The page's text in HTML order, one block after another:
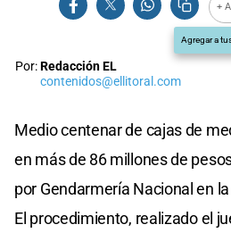
+
Agregar a
Por:Redacción EL
contenidos@ellitoral.com
Medio centenar de cajas de
en más de 86 millones de
por Gendarmería Nacional en
El procedimiento, realizado el